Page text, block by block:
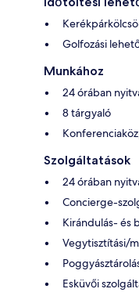
Golfozási
Munkához
24 órában
8 tárgyaló
Szolgáltatások
24 órában
Concierge-
Kirándulás- és
Vegytisztítási/
Esküvői